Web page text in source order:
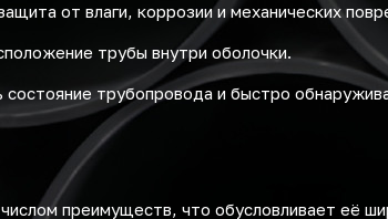
от влаги, коррозии и механических
трубы внутри оболочки.
трубопровода и быстро
преимуществ, что обусловливает её